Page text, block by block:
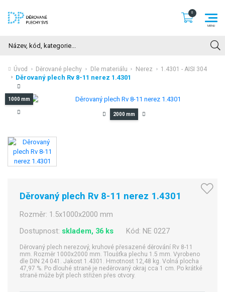
Úvod Děrované plechy Dle materiálu Nerez 1.4301 - AISI 304
Děrovaný plech Rv 8-11 nerez 1.4301
1000 mm
2000 mm
Děrovaný plech Rv 8-11 nerez 1.4301
Rozměr: 1.5x1000x2000 mm
Dostupnost: skladem, 36 ks Kód: NE 0227
Děrovaný plech nerezový, kruhové přesazené děrování Rv 8-11
mm. Rozměr 1000x2000 mm. Tloušťka plechu 1.5 mm. Vyrobeno
dle DIN 24 041. Jakost 1.4301. Hmotnost 12,48 kg. Volná plocha
47,97 %. Po dlouhé straně je neděrovaný okraj cca 1 cm. Po krátké
straně může být plech střižen přes otvory.